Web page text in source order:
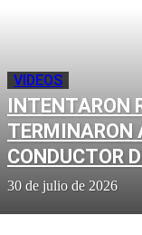
VIDEOS
INTENTARON
TERMINARON
CONDUCTOR
30 de julio de 2026